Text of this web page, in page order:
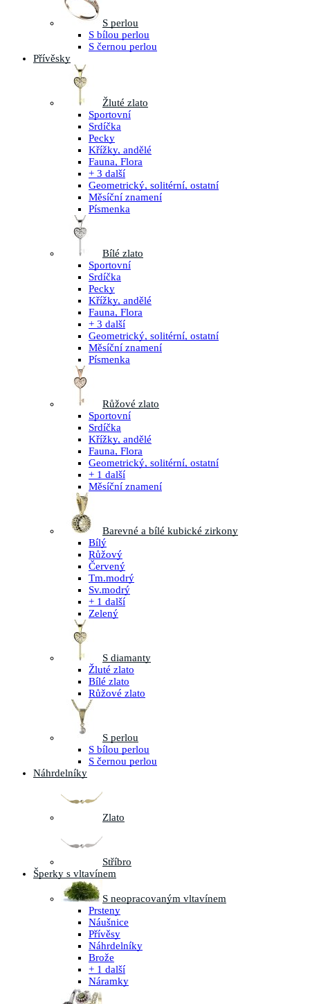
S perlou
S bílou perlou
S černou perlou
Přívěsky
Žluté zlato
Sportovní
Srdíčka
Pecky
Křížky, andělé
Fauna, Flora
+ 3 další
Geometrický, solitérní, ostatní
Měsíční znamení
Písmenka
Bílé zlato
Sportovní
Srdíčka
Pecky
Křížky, andělé
Fauna, Flora
+ 3 další
Geometrický, solitérní, ostatní
Měsíční znamení
Písmenka
Růžové zlato
Sportovní
Srdíčka
Křížky, andělé
Fauna, Flora
Geometrický, solitérní, ostatní
+ 1 další
Měsíční znamení
Barevné a bílé kubické zirkony
Bílý
Růžový
Červený
Tm.modrý
Sv.modrý
+ 1 další
Zelený
S diamanty
Žluté zlato
Bílé zlato
Růžové zlato
S perlou
S bílou perlou
S černou perlou
Náhrdelníky
Zlato
Stříbro
Šperky s vltavínem
S neopracovaným vltavínem
Prsteny
Náušnice
Přívěsy
Náhrdelníky
Brože
+ 1 další
Náramky